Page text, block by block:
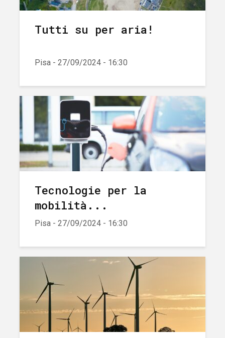
Tutti su per aria!
Pisa - 27/09/2024 - 16:30
Tecnologie per la
mobilità...
Pisa - 27/09/2024 - 16:30